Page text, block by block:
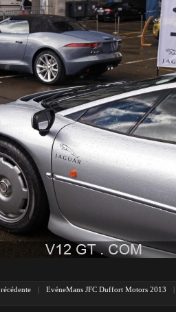
| EvéneMans JFC Duffort Motors 2013
|